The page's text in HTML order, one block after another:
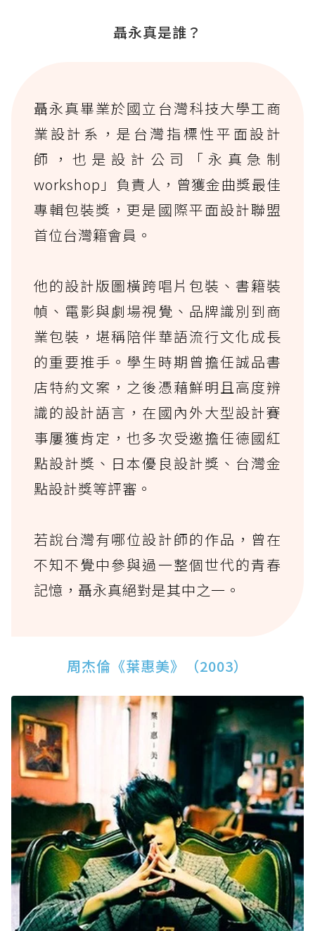
聶永真是誰？
聶永真畢業於國立台灣科技大學工商
業設計系，是台灣指標性平面設計
師，也是設計公司「永真急制
workshop」負責人，曾獲金曲獎最佳
專輯包裝獎，更是國際平面設計聯盟
首位台灣籍會員。
他的設計版圖橫跨唱片包裝、書籍裝
幀、電影與劇場視覺、品牌識別到商
業包裝，堪稱陪伴華語流行文化成長
的重要推手。學生時期曾擔任誠品書
店特約文案，之後憑藉鮮明且高度辨
識的設計語言，在國內外大型設計賽
事屢獲肯定，也多次受邀擔任德國紅
點設計獎、日本優良設計獎、台灣金
點設計獎等評審。
若說台灣有哪位設計師的作品，曾在
不知不覺中參與過一整個世代的青春
記憶，聶永真絕對是其中之一。
周杰倫《葉惠美》（2003）